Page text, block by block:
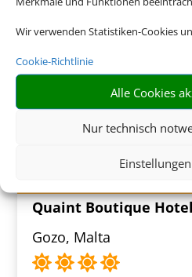
Wir verwenden Statistiken-Cookies
Cookie-Richtlinie
Alle Cookies
Nur technisch
8 Tage inkl. Frühstück
Quaint Boutique
Gozo, Malta